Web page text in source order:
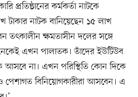
প্রতিষ্ঠানের কর্মকর্তা নাটকে
টাকার নাটক বানিয়েছেন ১৫ লাখ
তৎকালীন ক্ষমতাসীন দলের সঙ্গে
অনেকেই এখন পালাতক। তাঁদের ইউটিউব
আসবে না। এখন পরিস্থিতি কোন দিকে
পেশাগত বিনিয়োগকারীরা আসবেন। এ